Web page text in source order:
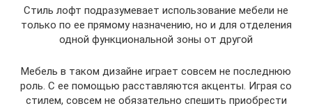
Стиль лофт подразумевает использование мебели не
только по ее прямому назначению, но и для отделения
одной функциональной зоны от другой
Мебель в таком дизайне играет совсем не последнюю
роль. С ее помощью расставляются акценты. Играя со
стилем, совсем не обязательно спешить приобрести